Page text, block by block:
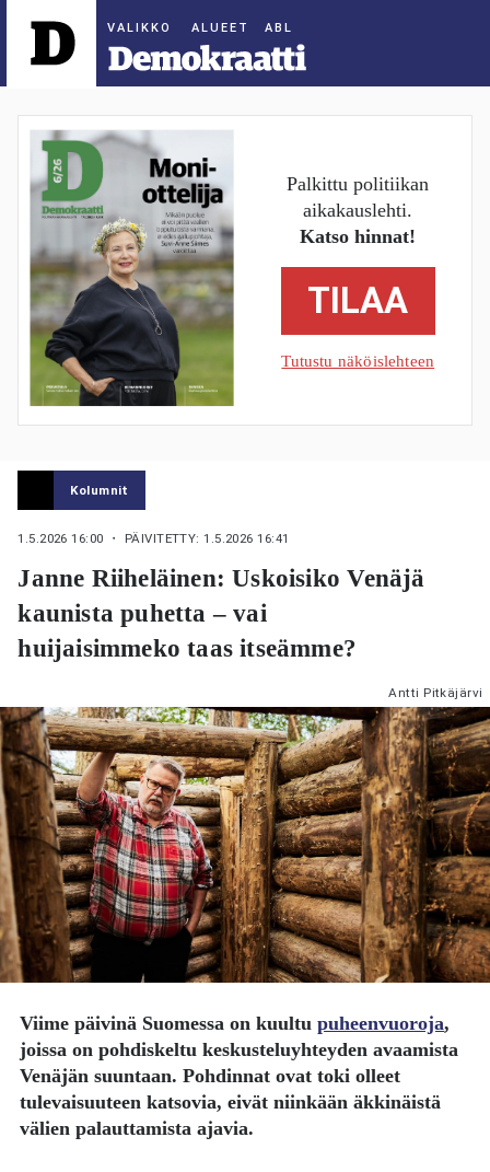
ALUEET
Palkittu politiikan
aikakauslehti.
Katso hinnat!
TILAA
Tutustu näköislehteen
Kolumnit
1.5.2026 16:00 ・ PÄIVITETTY: 1.5.2026 16:41
Janne Riiheläinen: Uskoisiko Venäjä
kaunista puhetta – vai
huijaisimmeko taas itseämme?
Antti Pitkäjärvi
Viime päivinä Suomessa on kuultupuheenvuoroja,
joissa on pohdiskeltu keskusteluyhteyden avaamista
Venäjän suuntaan. Pohdinnat ovat toki olleet
tulevaisuuteen katsovia, eivät niinkään äkkinäistä
välien palauttamista ajavia.